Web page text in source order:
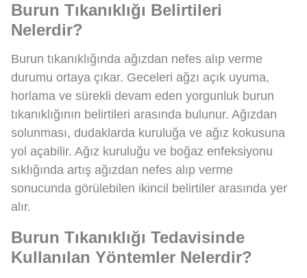
Burun Tıkanıklığı Belirtileri
Nelerdir?
Burun tıkanıklığında ağızdan nefes alıp verme
durumu ortaya çıkar. Geceleri ağzı açık uyuma,
horlama ve sürekli devam eden yorgunluk burun
tıkanıklığının belirtileri arasında bulunur. Ağızdan
solunması, dudaklarda kuruluğa ve ağız kokusuna
yol açabilir. Ağız kuruluğu ve boğaz enfeksiyonu
sıklığında artış ağızdan nefes alıp verme
sonucunda görülebilen ikincil belirtiler arasında yer
alır.
Burun Tıkanıklığı Tedavisinde
Kullanılan Yöntemler Nelerdir?